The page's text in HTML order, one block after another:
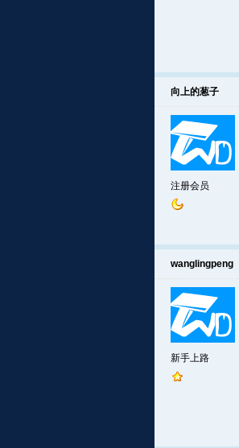
向上的葱子
注册会员
wanglingpeng
新手上路